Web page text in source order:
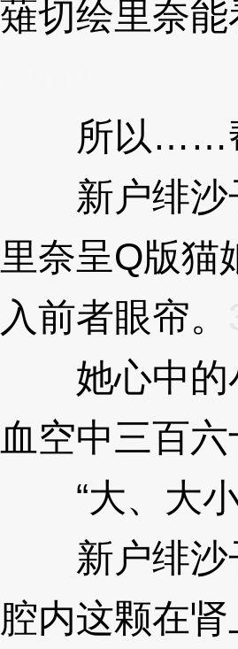
薙切绘里奈
所以……帮
新户绯沙
里奈呈Q版猫
入前者眼帘。
她心中的
血空中三百
“大、大小
新户绯沙
腔内这颗在